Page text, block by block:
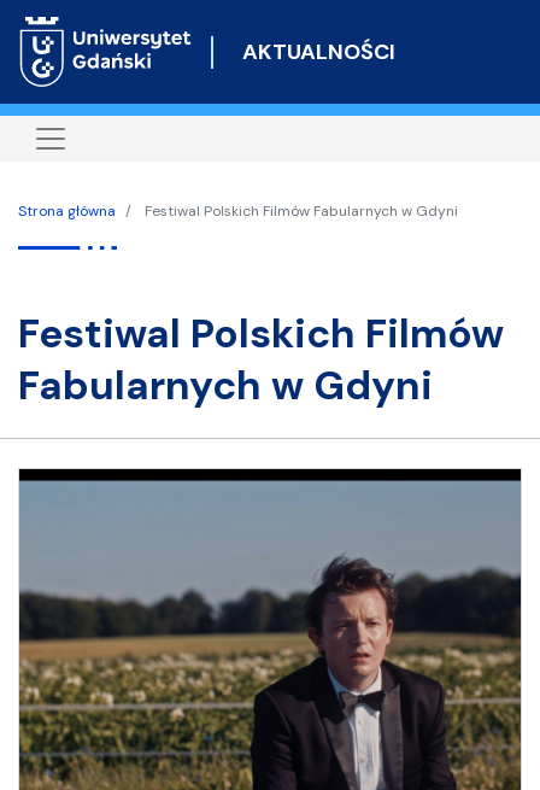
do
AKTUALNOŚCI
Strona główna Festiwal Polskich Filmów Fabularnych w Gdyni
Festiwal Polskich Filmów
Fabularnych w Gdyni